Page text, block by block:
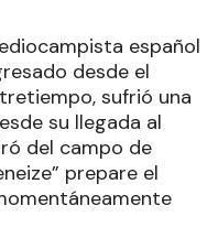
español
desde el
sufrió una
su llegada al
del campo de
prepare el